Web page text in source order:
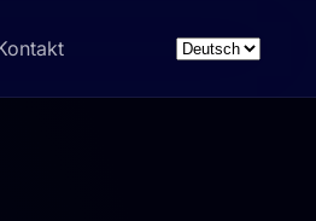
Sprache